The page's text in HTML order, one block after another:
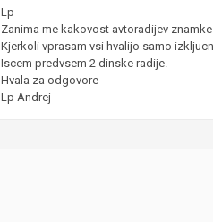
ROK ČERNJAVSKI
AVTOPLIN
Lp
Zanima me kakovost avtoradijev
Kjerkoli vprasam vsi hvalijo samo
Iscem predvsem 2 dinske radije.
Hvala za odgovore
Lp Andrej